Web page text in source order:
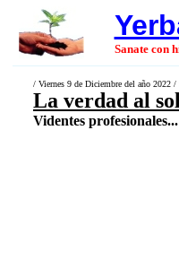
Sanate con
/ Viernes 9 de Diciembre del año 2022 /
La verdad al
Videntes profesionales...